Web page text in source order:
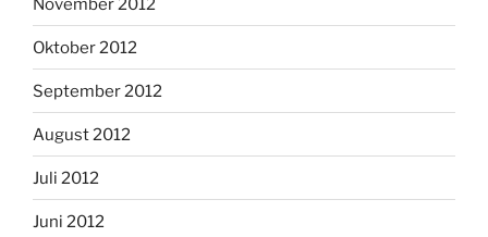
November 2012
Oktober 2012
September 2012
August 2012
Juli 2012
Juni 2012